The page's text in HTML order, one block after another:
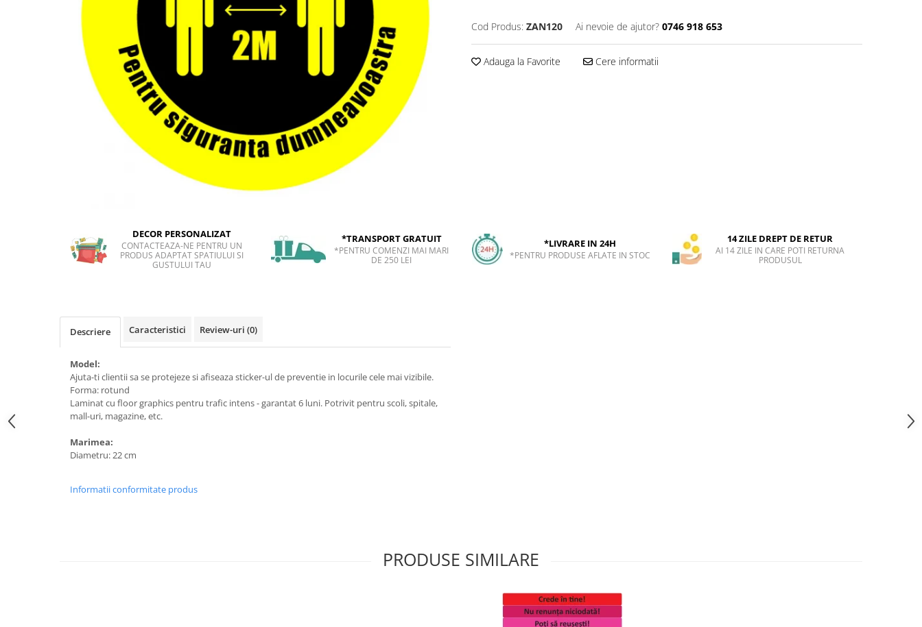
Sticker Harta Lumii
Stickere Cu Model Repetitiv
Stickere Perete Pentru Camera De
Stickere Pentru Bucatarie
Cod Produs: ZAN120 Ai nevoie de ajutor? 0746 918 653
Adauga la Favorite Cere informatii
DECOR PERSONALIZAT
CONTACTEAZA-NE PENTRU UN
PRODUS ADAPTAT SPATIULUI SI
GUSTULUI TAU
*TRANSPORT GRATUIT
*PENTRU COMENZI MAI MARI
DE 250 LEI
*LIVRARE IN 24H
*PENTRU PRODUSE AFLATE IN STOC
14 ZILE DREPT DE RETUR
AI 14 ZILE IN CARE POTI RETURNA
PRODUSUL
Descriere Caracteristici Review-uri (0)
Model:
Ajuta-ti clientii sa se protejeze si afiseaza sticker-ul de preventie in locurile cele mai vizibile.
Forma: rotund
Laminat cu floor graphics pentru trafic intens - garantat 6 luni. Potrivit pentru scoli, spitale,
mall-uri, magazine, etc.
Marimea:
Diametru: 22 cm
Informatii conformitate produs
PRODUSE SIMILARE